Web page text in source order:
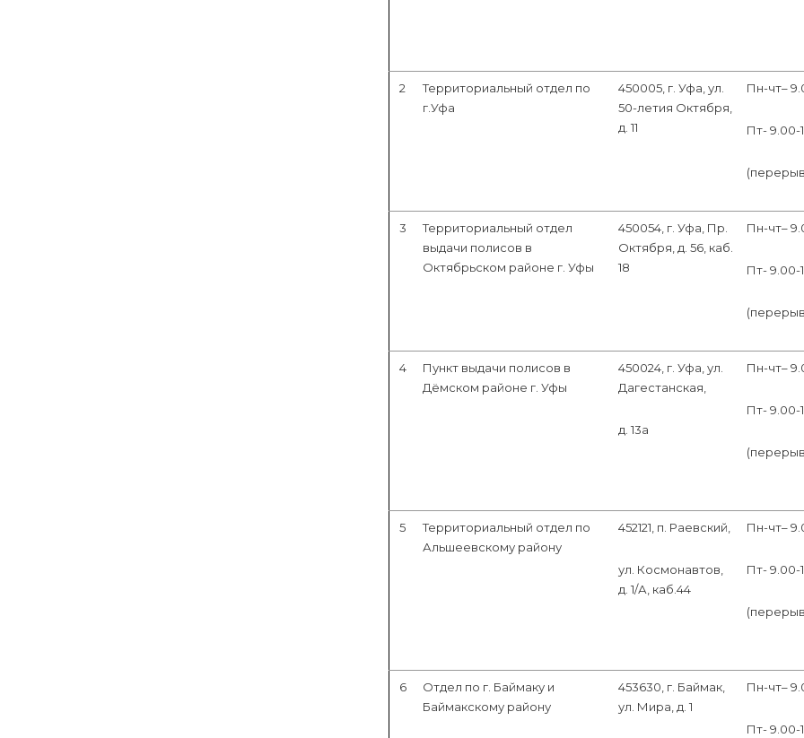
2
Территориальный отдел по
г.Уфа
450005, г. Уфа, ул.
50-летия Октября,
д. 11
Пн-чт–
Пт- 9.00-
(перерыв
3
Территориальный отдел
выдачи полисов в
Октябрьском районе г. Уфы
450054, г. Уфа, Пр.
Октября, д. 56, каб.
18
Пн-чт–
Пт- 9.00-
(перерыв
4
Пункт выдачи полисов в
Дёмском районе г. Уфы
450024, г. Уфа, ул.
Дагестанская,
д. 13а
Пн-чт–
Пт- 9.00-
(перерыв
5
Территориальный отдел по
Альшеевскому району
452121, п. Раевский,
ул. Космонавтов,
д. 1/А, каб.44
Пн-чт–
Пт- 9.00-
(перерыв
6
Отдел по г. Баймаку и
Баймакскому району
453630, г. Баймак,
ул. Мира, д. 1
Пн-чт–
Пт- 9.00-